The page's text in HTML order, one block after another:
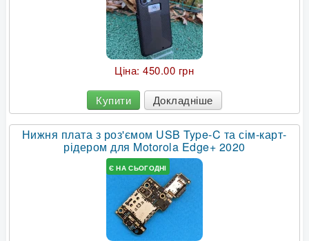
Ціна:450.00 грн
Купити Докладніше
Нижня плата з роз'ємом USB Type-C та сім-карт-
рідером для Motorola Edge+ 2020
Є НА СЬОГОДНІ